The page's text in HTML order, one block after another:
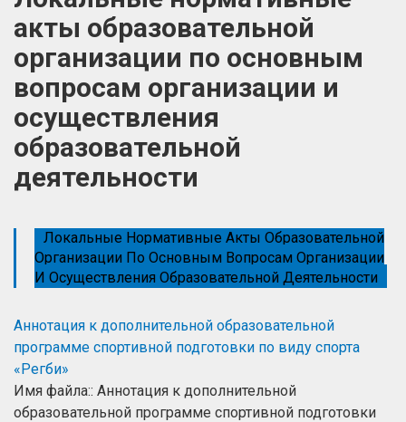
акты образовательной
организации по основным
вопросам организации и
осуществления
образовательной
деятельности
Локальные Нормативные Акты Образовательной
Организации По Основным Вопросам Организации
И Осуществления Образовательной Деятельности
Аннотация к дополнительной образовательной
программе спортивной подготовки по виду спорта
«Регби»
Имя файла:: Аннотация к дополнительной
образовательной программе спортивной подготовки